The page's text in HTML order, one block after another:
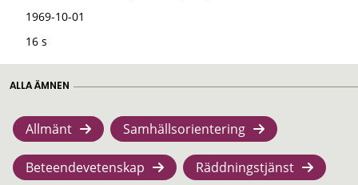
1969-10-01
16 s
ALLA ÄMNEN
Allmänt Samhällsorientering
Beteendevetenskap Räddningstjänst